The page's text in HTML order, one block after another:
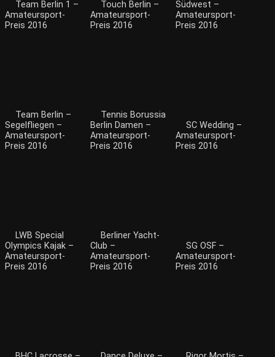
Team Berlin 1 –
Amateursport-
Preis 2016
Touch Berlin –
Amateursport-
Preis 2016
Südwest –
Amateursport-
Preis 2016
Team Berlin –
Segelfliegen –
Amateursport-
Preis 2016
Tennis Borussia
Berlin Damen –
Amateursport-
Preis 2016
SC Wedding –
Amateursport-
Preis 2016
LWB Special
Olympics Kajak –
Amateursport-
Preis 2016
Berliner Yacht-
Club –
Amateursport-
Preis 2016
SG OSF –
Amateursport-
Preis 2016